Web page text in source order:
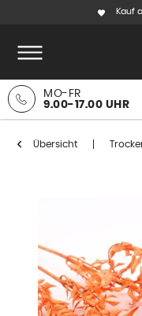
Kauf
MO-FR
9.00-17.00 UHR
Übersicht